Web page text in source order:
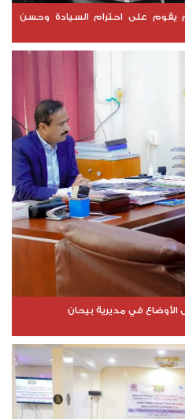
يقوم على احترام السيادة وحسن
الأوضاع في مديرية بيحان